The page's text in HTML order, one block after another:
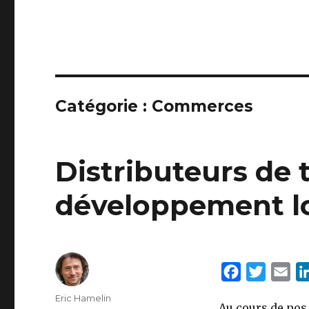
Catégorie : Commerces
Distributeurs de
développement
Auteur
Eric Hamelin